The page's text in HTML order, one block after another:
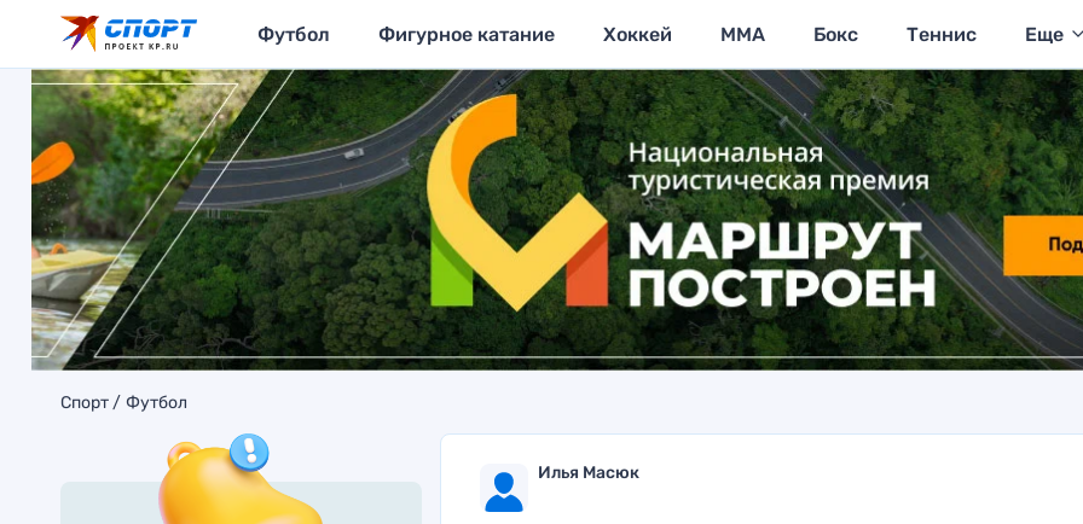
Футбол Фигурное катание Хоккей MMA Бокс Теннис Еще
Спорт Футбол
Илья Масюк